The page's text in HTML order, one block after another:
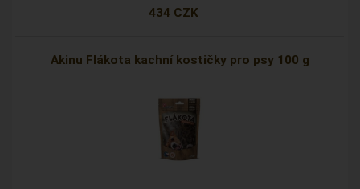
434 CZK
Akinu Flákota kachní kostičky pro psy 100 g